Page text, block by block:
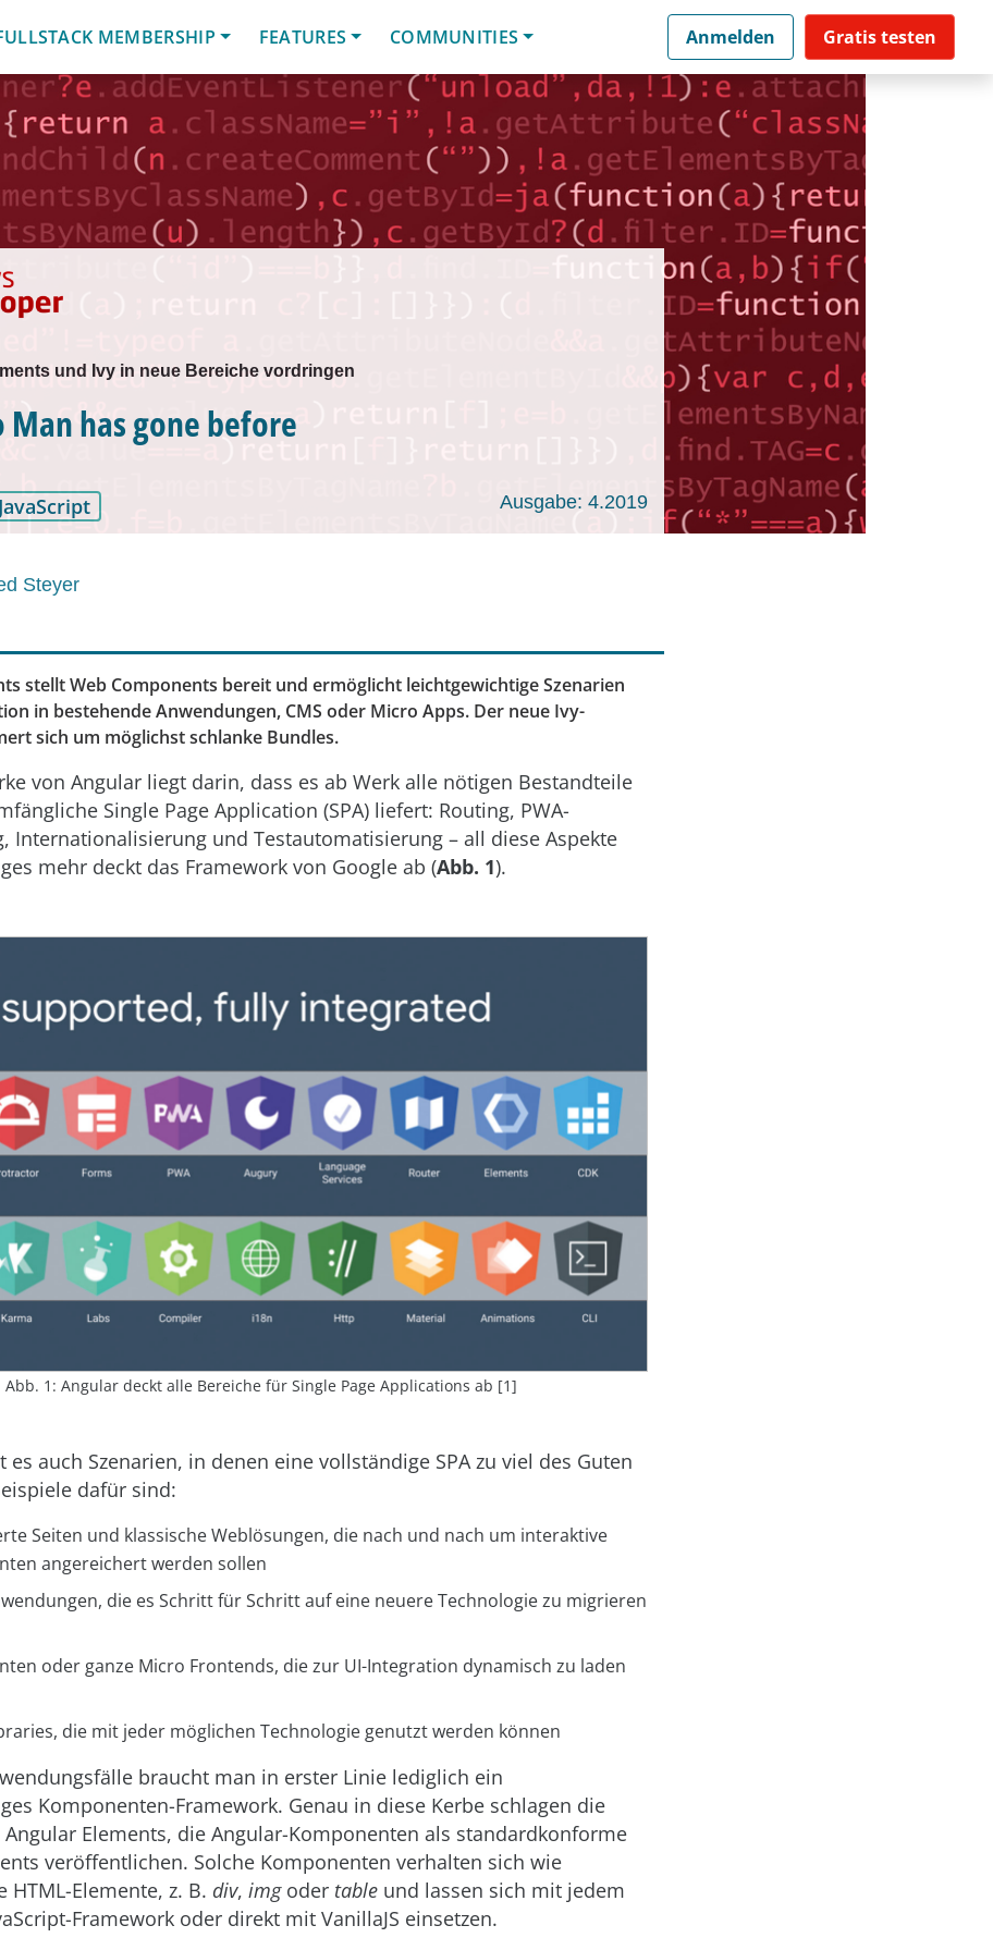
MEMBERSHIP FEATURES COMMUNITIES Anmelden Gratis testen
und Ivy in neue Bereiche vordringen
Man has gone before
JavaScript Ausgabe: 4.2019
Steyer
stellt Web Components bereit und ermöglicht leichtgewichtige Szenarien
in bestehende Anwendungen, CMS oder Micro Apps. Der neue Ivy-
sich um möglichst schlanke Bundles.
von Angular liegt darin, dass es ab Werk alle nötigen Bestandteile
Single Page Application (SPA) liefert: Routing, PWA-
Internationalisierung und Testautomatisierung – all diese Aspekte
mehr deckt das Framework von Google ab (Abb. 1).
Abb. 1: Angular deckt alle Bereiche für Single Page Applications ab [1]
es auch Szenarien, in denen eine vollständige SPA zu viel des Guten
dafür sind:
Seiten und klassische Weblösungen, die nach und nach um interaktive
angereichert werden sollen
die es Schritt für Schritt auf eine neuere Technologie zu migrieren
oder ganze Micro Frontends, die zur UI-Integration dynamisch zu laden
die mit jeder möglichen Technologie genutzt werden können
braucht man in erster Linie lediglich ein
Komponenten-Framework. Genau in diese Kerbe schlagen die
Elements, die Angular-Komponenten als standardkonforme
veröffentlichen. Solche Komponenten verhalten sich wie
Elemente, z. B. div, imgoder table und lassen sich mit jedem
Framework oder direkt mit VanillaJS einsetzen.